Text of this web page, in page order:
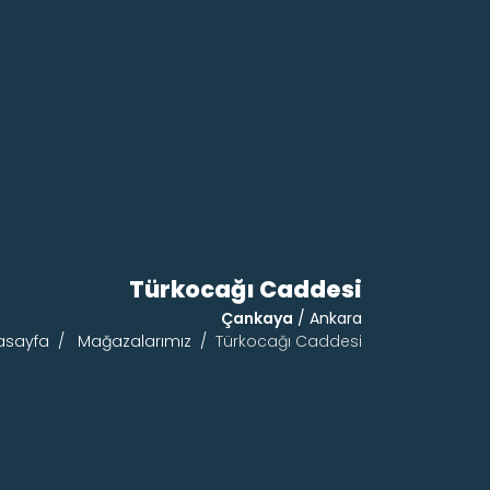
Türkocağı Caddesi
Çankaya / Ankara
Mağazalarımız Türkocağı Caddesi